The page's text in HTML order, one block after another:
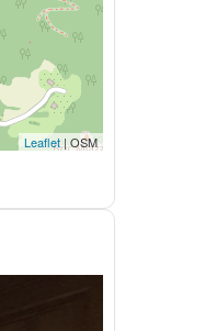
Leaflet | OSM